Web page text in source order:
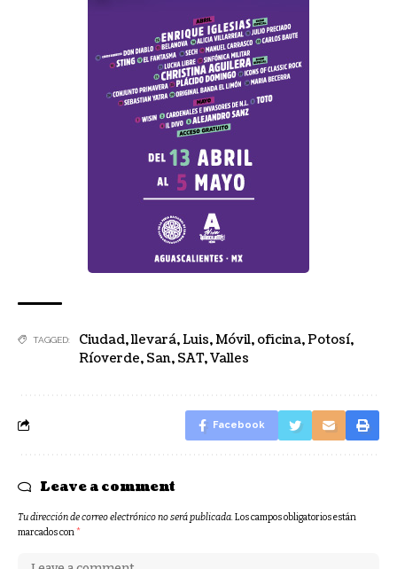
TAGGED: Ciudad,llevará,Luis,Móvil, oficina,Potosí,
Ríoverde, San, SAT,Valles
Facebook
Leave a comment
Tu dirección de correo electrónico no será publicada.Los campos obligatorios están
marcados con*